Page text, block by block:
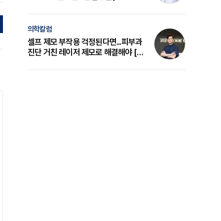
의학칼럼
셀프 제모 부작용 걱정된다면...피부과
진단 거친 레이저 제모로 해결해야 [변